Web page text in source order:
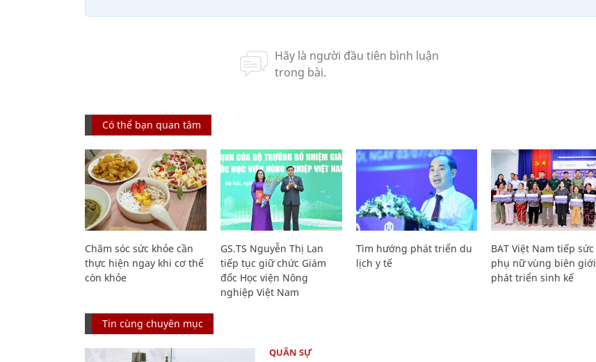
Có thể bạn quan tâm
Chăm sóc sức khỏe cần
thực hiện ngay khi cơ thể
còn khỏe
GS.TS Nguyễn Thị Lan
tiếp tục giữ chức Giám
đốc Học viện Nông
nghiệp Việt Nam
Tìm hướng phát triển du
lịch y tế
BAT Việt Nam tiếp sức
phụ nữ vùng biên giới
phát triển sinh kế
Tin cùng chuyên mục
QUÂN SỰ